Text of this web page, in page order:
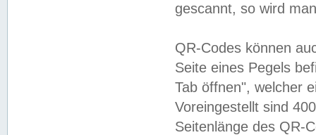
gescannt, so wird
QR-Codes können
Seite eines Pegels
Tab öffnen", welcher
Voreingestellt sind
Seitenlänge des QR-